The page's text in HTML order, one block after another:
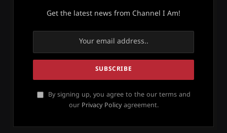
Get the latest news from Channel I Am!
By signing up, you agree to the our terms and
our Privacy Policyagreement.